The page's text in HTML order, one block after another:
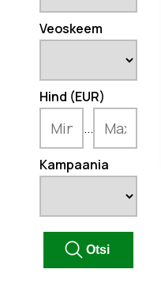
Veoskeem
Hind (EUR)
...
Kampaania